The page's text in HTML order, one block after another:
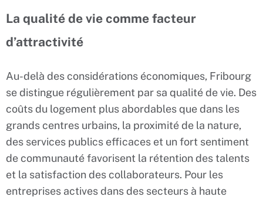
La qualité de vie comme facteur
d’attractivité
Au-delà des considérations économiques, Fribourg
se distingue régulièrement par sa qualité de vie. Des
coûts du logement plus abordables que dans les
grands centres urbains, la proximité de la nature,
des services publics efficaces et un fort sentiment
de communauté favorisent la rétention des talents
et la satisfaction des collaborateurs. Pour les
entreprises actives dans des secteurs à haute